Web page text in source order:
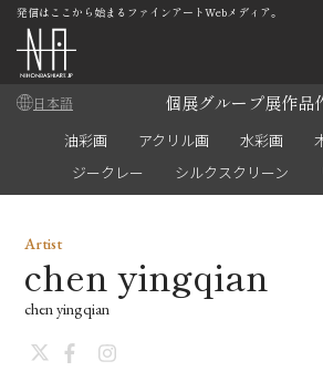
発信はここから始まるファインアートWebメディア。
日本語 個展グループ展作品
油彩画 アクリル画 水彩画
ジークレー
シルクスクリーン
Artist
chen yingqian
chen yingqian